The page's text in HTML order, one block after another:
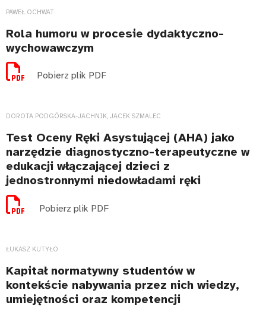
PAWEŁ OCHWAT
Rola humoru w procesie dydaktyczno-
wychowawczym
Pobierz plik PDF
DOROTA PODGÓRSKA-JACHNIK, JACEK SZMALEC
Test Oceny Ręki Asystującej (AHA) jako
narzędzie diagnostyczno-terapeutyczne w
edukacji włączającej dzieci z
jednostronnymi niedowładami ręki
Pobierz plik PDF
ŁUKASZ KUTYŁO
Kapitał normatywny studentów w
kontekście nabywania przez nich wiedzy,
umiejętności oraz kompetencji